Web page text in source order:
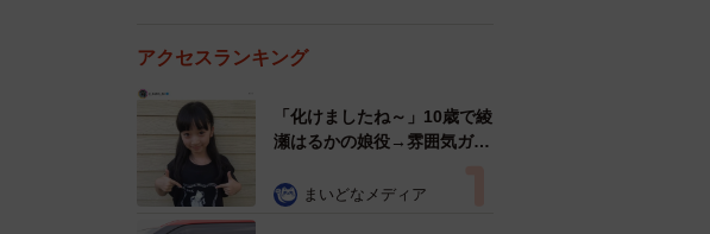
アクセスランキング
「化けましたね～」10歳で綾
瀬はるかの娘役→雰囲気ガラ
雰囲気が」「宝塚に入れそ
まいどなメディア